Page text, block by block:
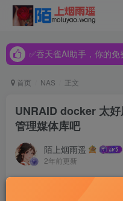
✅吞天雀AI助手，你的免费AI工作
首页 NAS 正文
UNRAID docker 太
管理媒体库吧
陌上烟雨遥
2年前更新